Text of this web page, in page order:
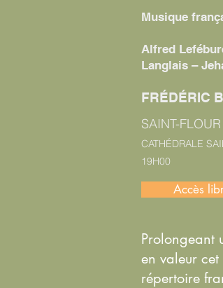
Musique
Alfred
Langlais –
FRÉDÉRIC
SAINT-FLOUR
CATHÉDRALE
19H00
Accès
Prolongeant
en valeur
répertoire